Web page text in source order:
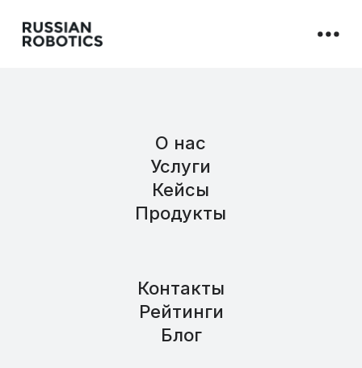
Контакты
Рейтинги
Блог
О нас
Услуги
Кейсы
Продукты